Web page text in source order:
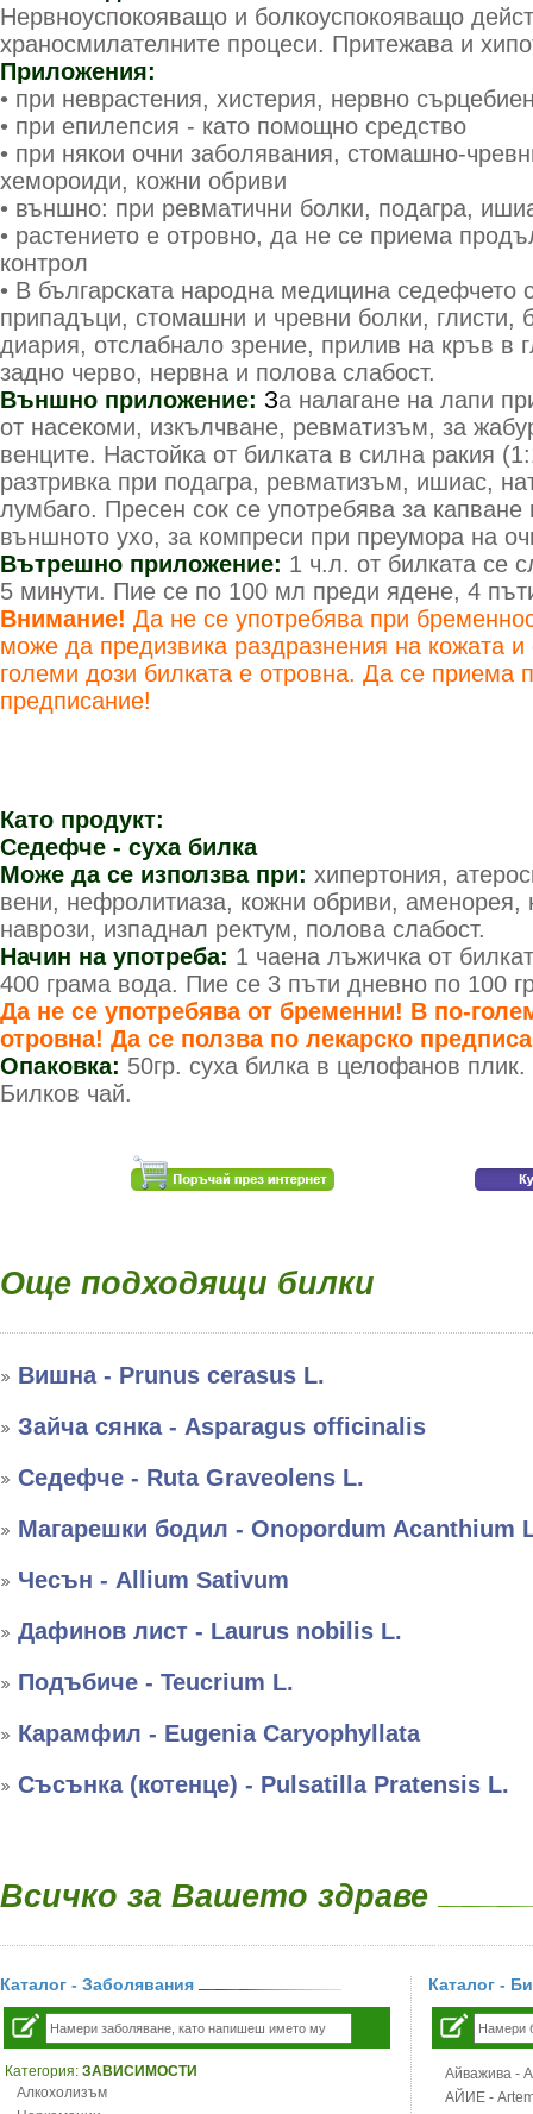
Нервноуспокояващо и болкоуспокояващо
храносмилателните процеси. Притежава и
Приложения:
• при неврастения, хистерия, нервно
• при епилепсия - като помощно средство
• при някои очни заболявания, стомашно-
хемороиди, кожни обриви
• външно: при ревматични болки, подагра,
• растението е отровно, да не се приема
контрол
• В българската народна медицина седефчето
припадъци, стомашни и чревни болки, глисти,
диария, отслабнало зрение, прилив на кръв в
задно черво, нервна и полова слабост.
Външно приложение: За налагане на лапи
от насекоми, изкълчване, ревматизъм, за
венците. Настойка от билката в силна ракия
разтривка при подагра, ревматизъм, ишиас,
лумбаго. Пресен сок се употребява за
външното ухо, за компреси при преумора на
Вътрешно приложение: 1 ч.л. от билката се
5 минути. Пие се по 100 мл преди ядене, 4
Внимание! Да не се употребява при
може да предизвика раздразнения на кожата и
големи дози билката е отровна. Да се приема
предписание!
Като продукт:
Седефче - суха билка
Може да се използва при: хипертония,
вени, нефролитиаза, кожни обриви, аменорея,
наврози, изпаднал ректум, полова слабост.
Начин на употреба: 1 чаена лъжичка от
400 грама вода. Пие се 3 пъти дневно по 100
Да не се употребява от бременни! В по-
отровна! Да се ползва по лекарско
Опаковка: 50гр. суха билка в целофанов плик.
Билков чай.
Още подходящи билки
Вишна - Prunus cerasus L.
Зайча сянка - Asparagus officinalis
Седефче - Ruta Graveolens L.
Магарешки бодил - Onopordum Acanthium
Чесън - Allium Sativum
Дафинов лист - Laurus nobilis L.
Подъбиче - Teucrium L.
Карамфил - Eugenia Caryophyllata
Съсънка (котенце) - Pulsatilla Pratensis L.
Всичко за Вашето здраве
Каталог - Заболявания
Категория: ЗАВИСИМОСТИ
Алкохолизъм
Каталог -
Айважива -
АЙИЕ -